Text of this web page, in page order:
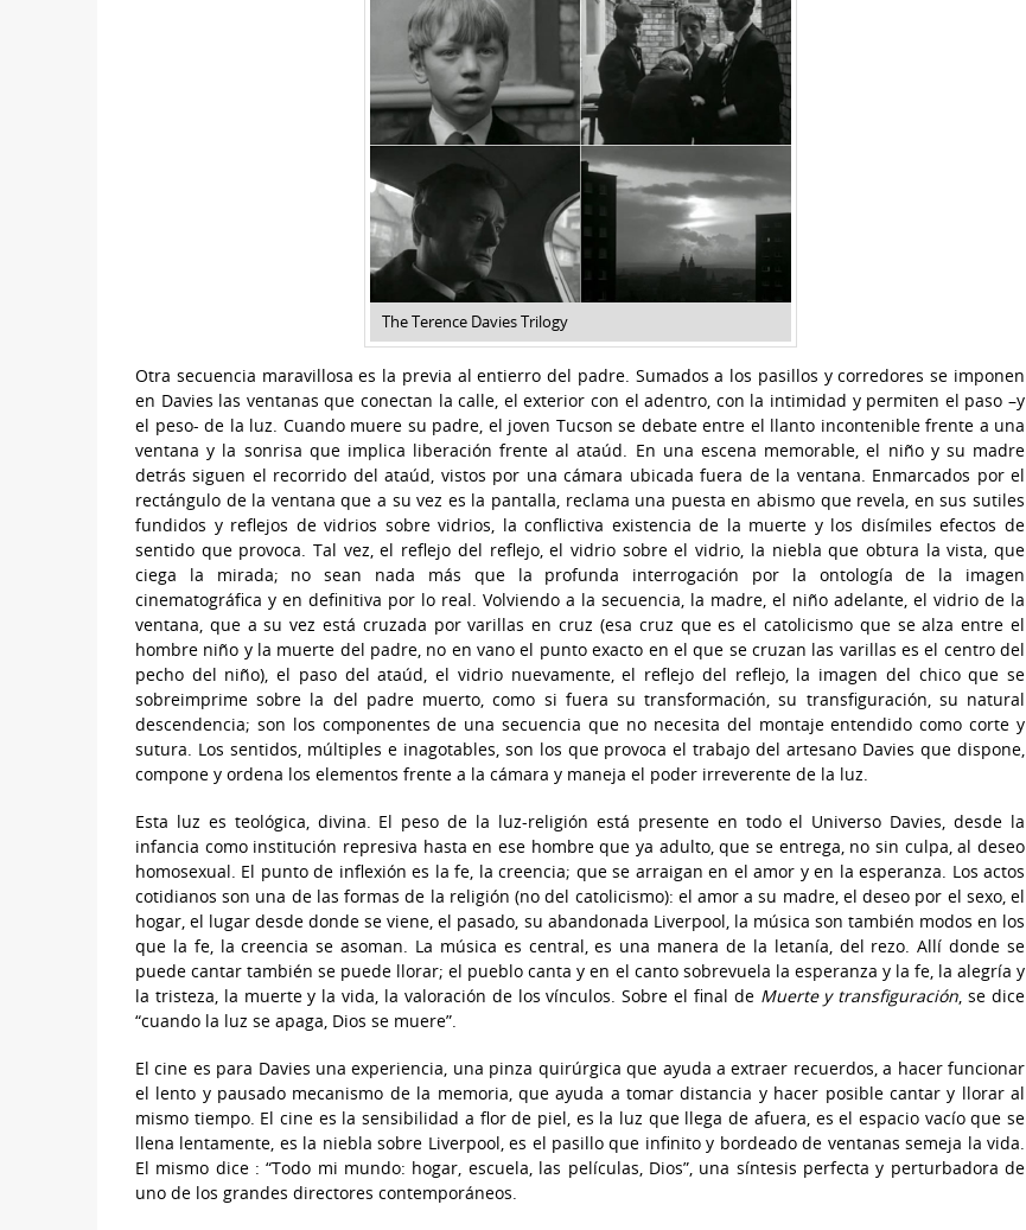
The Terence Davies Trilogy
Otra secuencia maravillosa es la previa al entierro del padre. Sumados a los pasillos y corredores se imponen
en Davies las ventanas que conectan la calle, el exterior con el adentro, con la intimidad y permiten el paso –y
el peso- de la luz. Cuando muere su padre, el joven Tucson se debate entre el llanto incontenible frente a una
ventana y la sonrisa que implica liberación frente al ataúd. En una escena memorable, el niño y su madre
detrás siguen el recorrido del ataúd, vistos por una cámara ubicada fuera de la ventana. Enmarcados por el
rectángulo de la ventana que a su vez es la pantalla, reclama una puesta en abismo que revela, en sus sutiles
fundidos y reflejos de vidrios sobre vidrios, la conflictiva existencia de la muerte y los disímiles efectos de
sentido que provoca. Tal vez, el reflejo del reflejo, el vidrio sobre el vidrio, la niebla que obtura la vista, que
ciega la mirada; no sean nada más que la profunda interrogación por la ontología de la imagen
cinematográfica y en definitiva por lo real. Volviendo a la secuencia, la madre, el niño adelante, el vidrio de la
ventana, que a su vez está cruzada por varillas en cruz (esa cruz que es el catolicismo que se alza entre el
hombre niño y la muerte del padre, no en vano el punto exacto en el que se cruzan las varillas es el centro del
pecho del niño), el paso del ataúd, el vidrio nuevamente, el reflejo del reflejo, la imagen del chico que se
sobreimprime sobre la del padre muerto, como si fuera su transformación, su transfiguración, su natural
descendencia; son los componentes de una secuencia que no necesita del montaje entendido como corte y
sutura. Los sentidos, múltiples e inagotables, son los que provoca el trabajo del artesano Davies que dispone,
compone y ordena los elementos frente a la cámara y maneja el poder irreverente de la luz.
Esta luz es teológica, divina. El peso de la luz-religión está presente en todo el Universo Davies, desde la
infancia como institución represiva hasta en ese hombre que ya adulto, que se entrega, no sin culpa, al deseo
homosexual. El punto de inflexión es la fe, la creencia; que se arraigan en el amor y en la esperanza. Los actos
cotidianos son una de las formas de la religión (no del catolicismo): el amor a su madre, el deseo por el sexo, el
hogar, el lugar desde donde se viene, el pasado, su abandonada Liverpool, la música son también modos en los
que la fe, la creencia se asoman. La música es central, es una manera de la letanía, del rezo. Allí donde se
puede cantar también se puede llorar; el pueblo canta y en el canto sobrevuela la esperanza y la fe, la alegría y
la tristeza, la muerte y la vida, la valoración de los vínculos. Sobre el final de Muerte y transfiguración, se dice
“cuando la luz se apaga, Dios se muere”.
El cine es para Davies una experiencia, una pinza quirúrgica que ayuda a extraer recuerdos, a hacer funcionar
el lento y pausado mecanismo de la memoria, que ayuda a tomar distancia y hacer posible cantar y llorar al
mismo tiempo. El cine es la sensibilidad a flor de piel, es la luz que llega de afuera, es el espacio vacío que se
llena lentamente, es la niebla sobre Liverpool, es el pasillo que infinito y bordeado de ventanas semeja la vida.
El mismo dice : “Todo mi mundo: hogar, escuela, las películas, Dios”, una síntesis perfecta y perturbadora de
uno de los grandes directores contemporáneos.